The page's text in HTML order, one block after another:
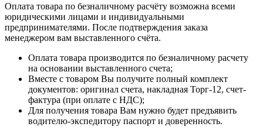
Оплата товара по безналичному расчёту возможна всеми
юридическими лицами и индивидуальными
предпринимателями. После подтверждения заказа
менеджером вам выставленного счёта.
Оплата товара производится по безналичному расчету
на основании выставленного счета;
Вместе с товаром Вы получите полный комплект
документов: оригинал счета, накладная Торг-12, счет-
фактура (при оплате с НДС);
Для получения товара Вам нужно будет предъявить
водителю-экспедитору паспорт и доверенность.